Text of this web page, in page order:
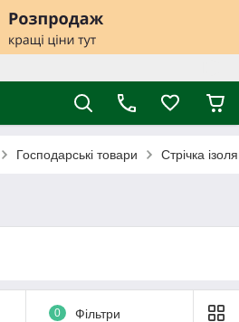
Господарські товари Стрічка
0 Фільтри